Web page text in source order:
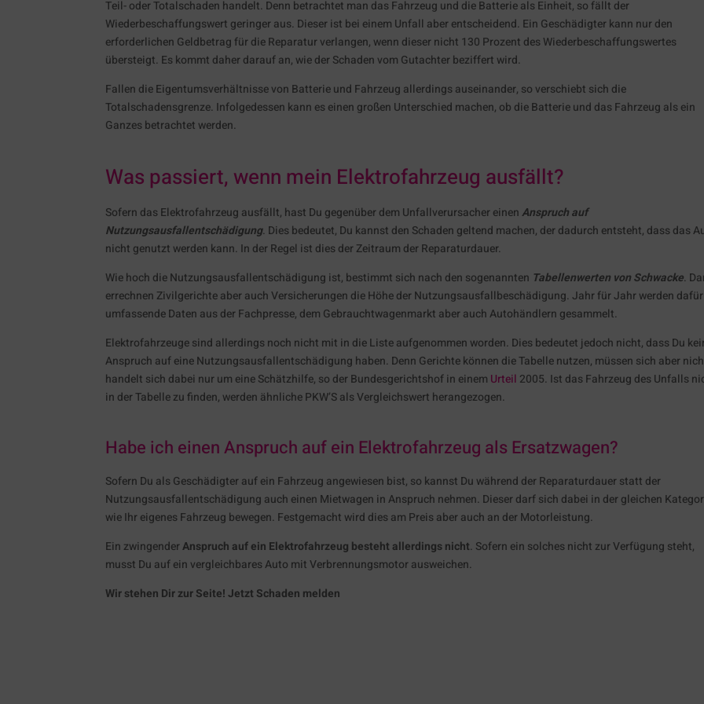
Teil- oder Totalschaden handelt. Denn betrachtet man das Fahrzeug und die Batterie als Einheit, so fällt der
Wiederbeschaffungswert geringer aus. Dieser ist bei einem Unfall aber entscheidend. Ein Geschädigter kann nur den
erforderlichen Geldbetrag für die Reparatur verlangen, wenn dieser nicht 130 Prozent des Wiederbeschaffungswertes
übersteigt. Es kommt daher darauf an, wie der Schaden vom Gutachter beziffert wird.
Fallen die Eigentumsverhältnisse von Batterie und Fahrzeug allerdings auseinander, so verschiebt sich die
Totalschadensgrenze. Infolgedessen kann es einen großen Unterschied machen, ob die Batterie und das Fahrzeug als ein
Ganzes betrachtet werden.
Was passiert, wenn mein Elektrofahrzeug ausfällt?
Sofern das Elektrofahrzeug ausfällt, hast Du gegenüber dem Unfallverursacher einenAnspruch auf
Nutzungsausfallentschädigung. Dies bedeutet, Du kannst den Schaden geltend machen, der dadurch entsteht, dass das
nicht genutzt werden kann. In der Regel ist dies der Zeitraum der Reparaturdauer.
Wie hoch die Nutzungsausfallentschädigung ist, bestimmt sich nach den sogenannten Tabellenwerten von Schwacke.
errechnen Zivilgerichte aber auch Versicherungen die Höhe der Nutzungsausfallbeschädigung. Jahr für Jahr werden dafür
umfassende Daten aus der Fachpresse, dem Gebrauchtwagenmarkt aber auch Autohändlern gesammelt.
Elektrofahrzeuge sind allerdings noch nicht mit in die Liste aufgenommen worden. Dies bedeutet jedoch nicht, dass Du
Anspruch auf eine Nutzungsausfallentschädigung haben. Denn Gerichte können die Tabelle nutzen, müssen sich aber
handelt sich dabei nur um eine Schätzhilfe, so der Bundesgerichtshof in einem Urteil 2005. Ist das Fahrzeug des Unfalls
in der Tabelle zu finden, werden ähnliche PKW’S als Vergleichswert herangezogen.
Habe ich einen Anspruch auf ein Elektrofahrzeug als Ersatzwagen?
Sofern Du als Geschädigter auf ein Fahrzeug angewiesen bist, so kannst Du während der Reparaturdauer statt der
Nutzungsausfallentschädigung auch einen Mietwagen in Anspruch nehmen. Dieser darf sich dabei in der gleichen
wie Ihr eigenes Fahrzeug bewegen. Festgemacht wird dies am Preis aber auch an der Motorleistung.
Ein zwingenderAnspruch auf ein Elektrofahrzeug besteht allerdings nicht. Sofern ein solches nicht zur Verfügung steht,
musst Du auf ein vergleichbares Auto mit Verbrennungsmotor ausweichen.
Wir stehen Dir zur Seite! Jetzt Schaden melden